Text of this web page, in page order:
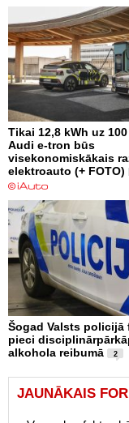
Tikai 12,8 kWh uz
Audi e-tron būs
visekonomiskākais
elektroauto (+ FOTO)
Šogad Valsts policijā
pieci
alkohola reibumā
2
JAUNĀKAIS